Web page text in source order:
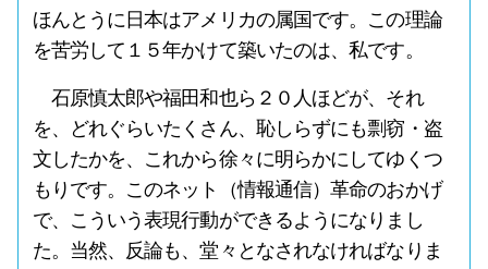
ほんとうに日本はアメリカの属国です。この理論
を苦労して１５年かけて築いたのは、私です。
石原慎太郎や福田和也ら２０人ほどが、それ
を、どれぐらいたくさん、恥しらずにも剽窃・盗
文したかを、これから徐々に明らかにしてゆくつ
もりです。このネット（情報通信）革命のおかげ
で、こういう表現行動ができるようになりまし
た。当然、反論も、堂々となされなければなりま